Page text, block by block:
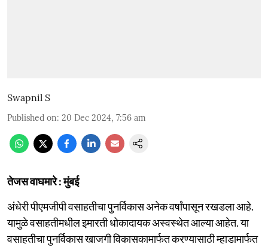
Swapnil S
Published on: 20 Dec 2024, 7:56 am
तेजस वाघमारे : मुंबई
अंधेरी पीएमजीपी वसाहतीचा पुनर्विकास अनेक वर्षांपासून रखडला आहे.
यामुळे वसाहतीमधील इमारती धोकादायक अस्वस्थेत आल्या आहेत. या
वसाहतीचा पुनर्विकास खाजगी विकासकामार्फत करण्यासाठी म्हाडामार्फत